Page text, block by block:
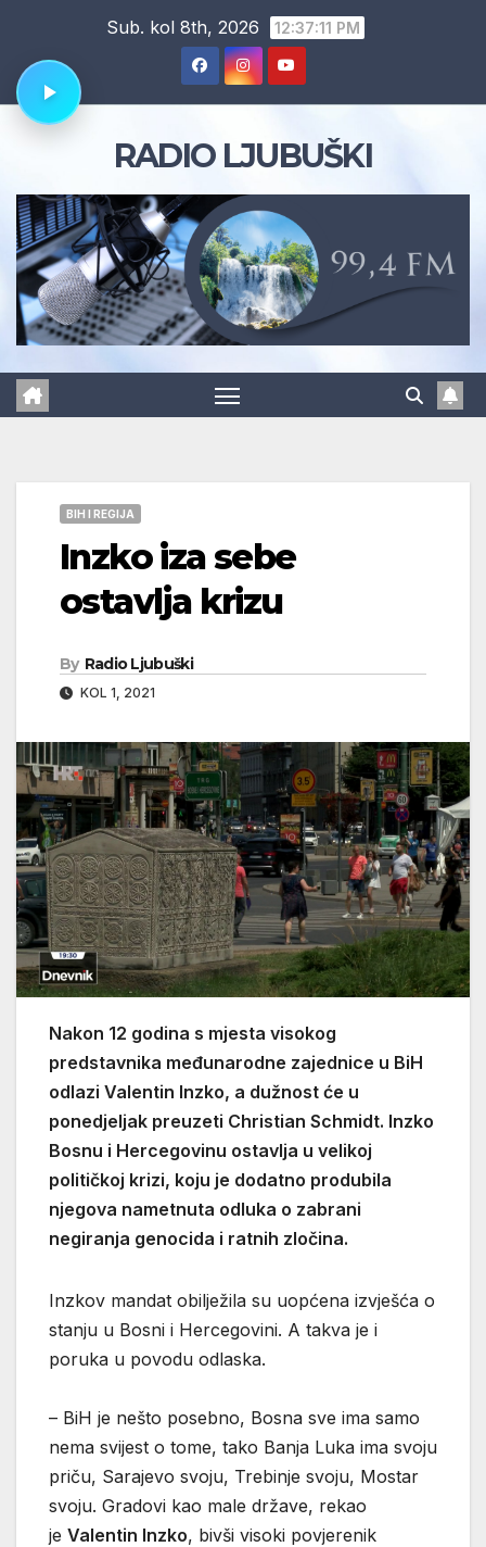
content
Sub. kol 8th, 2026 12:37:11 PM
RADIO LJUBUŠKI
BIH I REGIJA
Inzko iza sebe
ostavlja krizu
By Radio Ljubuški
KOL 1, 2021
Nakon 12 godina s mjesta visokog
predstavnika međunarodne zajednice u BiH
odlazi Valentin Inzko, a dužnost će u
ponedjeljak preuzeti Christian Schmidt. Inzko
Bosnu i Hercegovinu ostavlja u velikoj
političkoj krizi, koju je dodatno produbila
njegova nametnuta odluka o zabrani
negiranja genocida i ratnih zločina.
Inzkov mandat obilježila su uopćena izvješća o
stanju u Bosni i Hercegovini. A takva je i
poruka u povodu odlaska.
– BiH je nešto posebno, Bosna sve ima samo
nema svijest o tome, tako Banja Luka ima svoju
priču, Sarajevo svoju, Trebinje svoju, Mostar
svoju. Gradovi kao male države, rekao
je Valentin Inzko, bivši visoki povjerenik